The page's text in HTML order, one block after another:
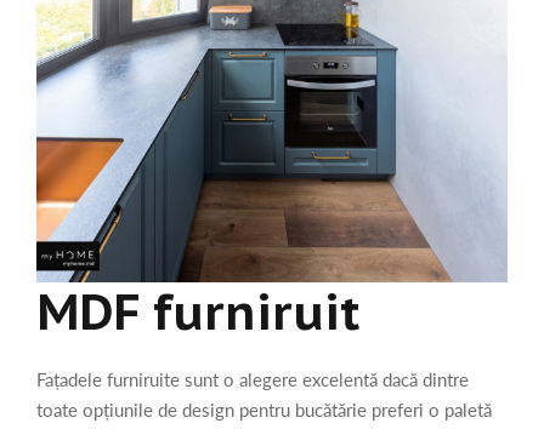
MDF furniruit
Fațadele furniruite sunt o alegere excelentă dacă dintre
toate opțiunile de design pentru bucătărie preferi o paletă